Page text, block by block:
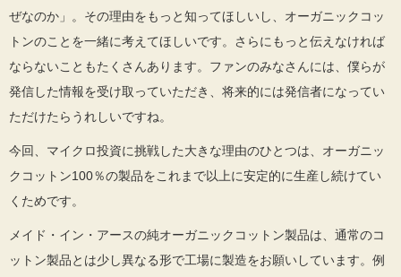
ぜなのか」。その理由をもっと知ってほしいし、オーガニックコッ
トンのことを一緒に考えてほしいです。さらにもっと伝えなければ
ならないこともたくさんあります。ファンのみなさんには、僕らが
発信した情報を受け取っていただき、将来的には発信者になってい
ただけたらうれしいですね。
今回、マイクロ投資に挑戦した大きな理由のひとつは、オーガニッ
クコットン100％の製品をこれまで以上に安定的に生産し続けてい
くためです。
メイド・イン・アースの純オーガニックコットン製品は、通常のコ
ットン製品とは少し異なる形で工場に製造をお願いしています。例